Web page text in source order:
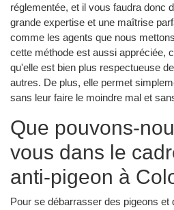
réglementée, et il vous faudra donc
grande expertise et une maîtrise
comme les agents que nous
cette méthode est aussi appréciée,
qu'elle est bien plus respectueuse
autres. De plus, elle permet
sans leur faire le moindre mal et
Que pouvons-
vous dans le
anti-pigeon à
Pour se débarrasser des pigeons et